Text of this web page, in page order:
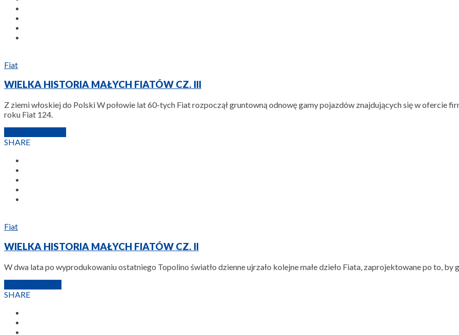
Fiat
WIELKA HISTORIA MAŁYCH FIATÓW CZ. III
Z ziemi włoskiej do Polski W połowie lat 60-tych Fiat rozpoczął gruntowną odnowę gamy pojazdów znajdujących się w ofercie
roku Fiat 124.
SHARE
Fiat
WIELKA HISTORIA MAŁYCH FIATÓW CZ. II
W dwa lata po wyprodukowaniu ostatniego Topolino światło dzienne ujrzało kolejne małe dzieło Fiata, zaprojektowane po to, by
SHARE